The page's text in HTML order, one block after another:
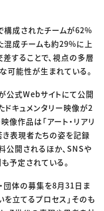
構成されたチームが62%
混成チームも約29%に上
することで、視点の多層
可能性が生まれている。
公式Webサイトにて公開
ドキュメンタリー映像が2
作品は「アート・リアリ
き表現者たちの姿を記録
公開されるほか、SNSや
予定されている。
団体の募集を8月31日ま
を立てるプロセス」そのも